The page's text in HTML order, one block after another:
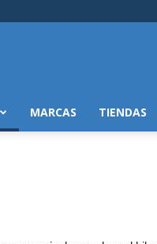
MARCAS TIENDAS